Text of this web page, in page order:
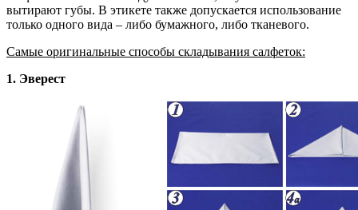
вытирают губы. В этикете также допускается использование
только одного вида – либо бумажного, либо тканевого.
Самые оригинальные способы складывания салфеток:
1. Эверест